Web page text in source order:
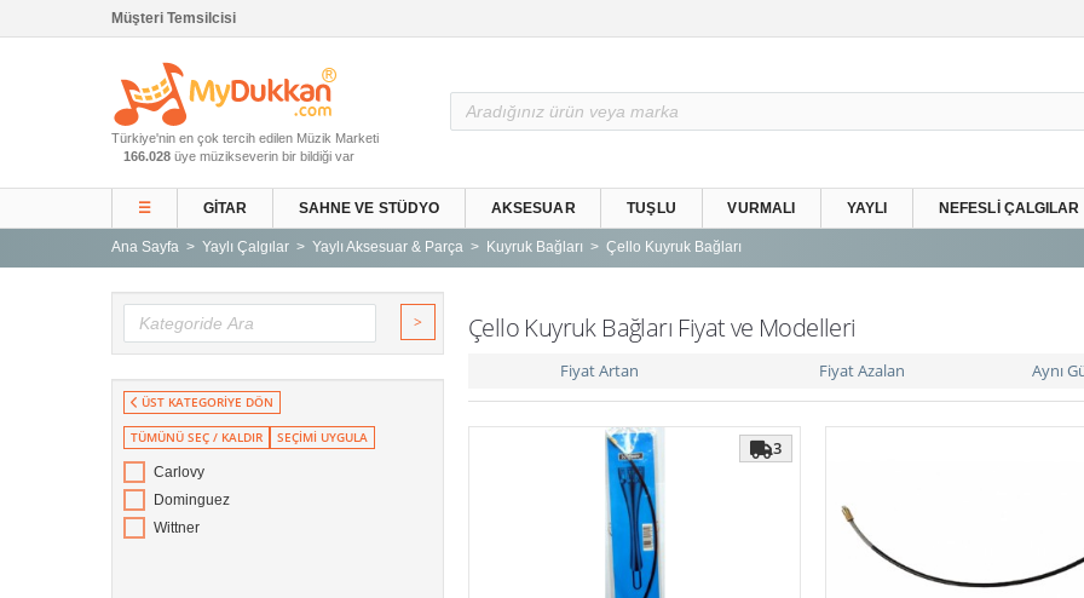
Müşteri Temsilcisi
Gitar ve Ekipmanları
Sahne ve Stüdyo
Aksesuarlar
Türk Müziği Enstrümanları
Türkiye'nin en çok tercih edilen Müzik Marketi
166.028 üye müzikseverin bir bildiği var
☰ GITAR SAHNE VE STÜDYO AKSESUAR TUŞLU VURMALI YAYLI NEFESLI ÇALGILAR
Ana Sayfa Yaylı Çalgılar Yaylı Aksesuar & Parça Kuyruk Bağları Çello Kuyruk Bağları
>
ÜST KATEGORİYE DÖN
TÜMÜNÜ SEÇ / KALDIR SEÇİMİ UYGULA
Carlovy
Dominguez
Wittner
Çello Kuyruk Bağları Fiyat ve Modelleri
Fiyat Artan Fiyat Azalan Aynı
3